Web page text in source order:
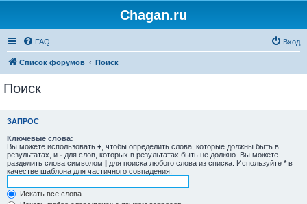
Chagan.ru
FAQ Вход
Список форумов Поиск
Поиск
ЗАПРОС
Ключевые слова:
Вы можете использовать + , чтобы определить слова, которые должны быть в
результатах, и - для слов, которых в результатах быть не должно. Вы можете
разделить слова символом | для поиска любого слова из списка. Используйте * в
качестве шаблона для частичного совпадения.
Искать все слова